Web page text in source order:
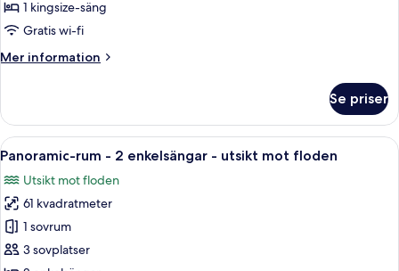
1
säng
mot
floden
1 kingsize-säng
Gratis wi-fi
Mer information
Mer
rum
1
säng
utsikt
mot
floden
Se priser
Öppna
alla
foton
för
Panoramic-
rum
Ett hotellrum med en stor säng, en
6
Panoramic-rum - 2 enkelsängar - utsikt mot floden
Utsikt mot floden
61 kvadratmeter
1 sovrum
3 sovplatser